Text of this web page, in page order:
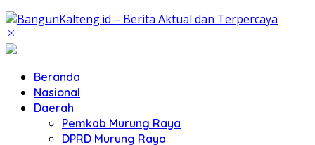
Beranda
Nasional
Daerah
Pemkab Murung Raya
DPRD Murung Raya